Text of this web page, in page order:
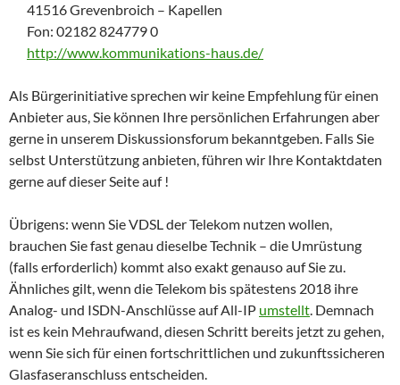
41516 Grevenbroich – Kapellen
Fon: 02182 824779 0
http://www.kommunikations-haus.de/
Als Bürgerinitiative sprechen wir keine Empfehlung für einen
Anbieter aus, Sie können Ihre persönlichen Erfahrungen aber
gerne in unserem Diskussionsforum bekanntgeben. Falls Sie
selbst Unterstützung anbieten, führen wir Ihre Kontaktdaten
gerne auf dieser Seite auf !
Übrigens: wenn Sie VDSL der Telekom nutzen wollen,
brauchen Sie fast genau dieselbe Technik – die Umrüstung
(falls erforderlich) kommt also exakt genauso auf Sie zu.
Ähnliches gilt, wenn die Telekom bis spätestens 2018 ihre
Analog- und ISDN-Anschlüsse auf All-IP umstellt. Demnach
ist es kein Mehraufwand, diesen Schritt bereits jetzt zu gehen,
wenn Sie sich für einen fortschrittlichen und zukunftssicheren
Glasfaseranschluss entscheiden.